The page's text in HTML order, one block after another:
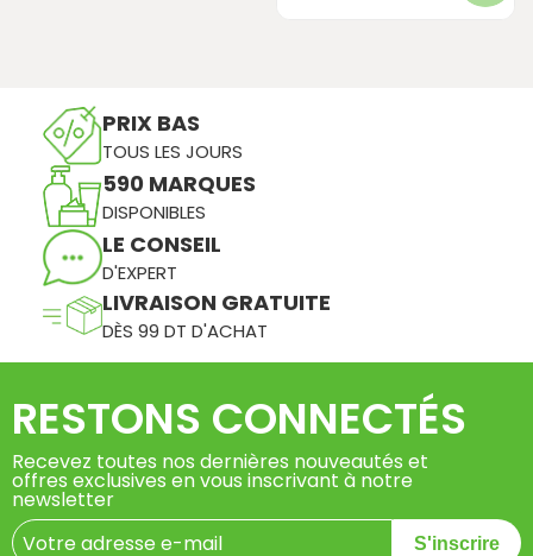
PRIX BAS
TOUS LES JOURS
590 MARQUES
DISPONIBLES
LE CONSEIL
D'EXPERT
LIVRAISON GRATUITE
DÈS 99 DT D'ACHAT
RESTONS CONNECTÉS
Recevez toutes nos dernières nouveautés et
offres exclusives en vous inscrivant à notre
newsletter
S'inscrire